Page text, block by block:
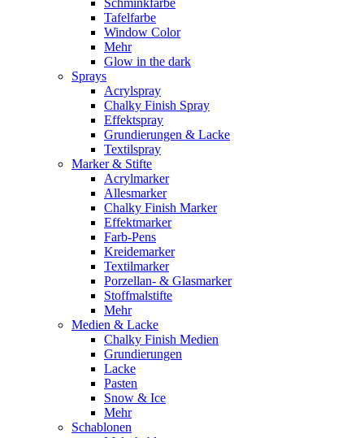
Schminkfarbe
Tafelfarbe
Window Color
Mehr
Glow in the dark
Sprays
Acrylspray
Chalky Finish Spray
Effektspray
Grundierungen & Lacke
Textilspray
Marker & Stifte
Acrylmarker
Allesmarker
Chalky Finish Marker
Effektmarker
Farb-Pens
Kreidemarker
Textilmarker
Porzellan- & Glasmarker
Stoffmalstifte
Mehr
Medien & Lacke
Chalky Finish Medien
Grundierungen
Lacke
Pasten
Snow & Ice
Mehr
Schablonen